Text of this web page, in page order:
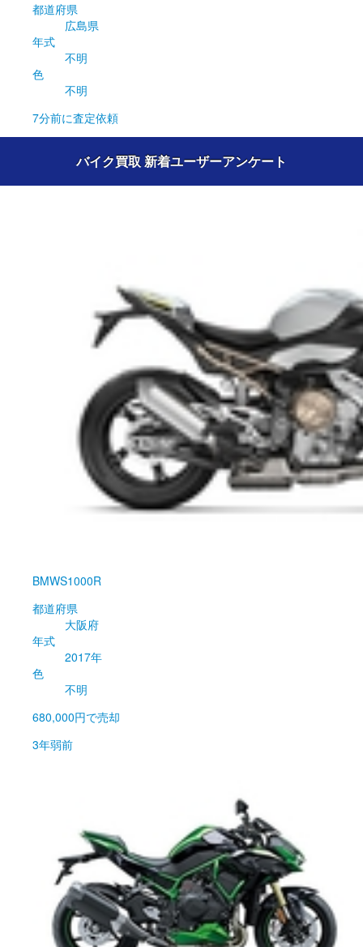
都道府県
広島県
年式
不明
色
不明
7分前に査定依頼
バイク買取 新着ユーザーアンケート
BMWS1000R
都道府県
大阪府
年式
2017年
色
不明
680,000円で売却
3年弱前